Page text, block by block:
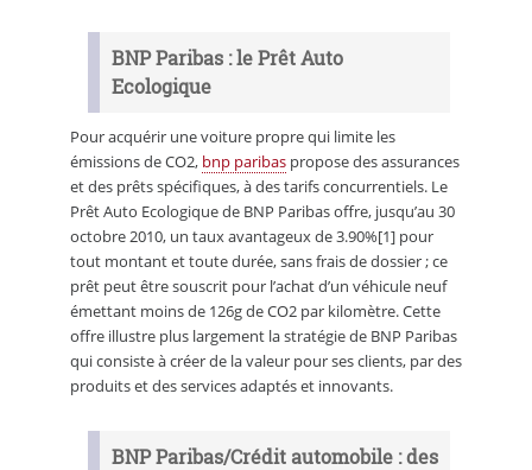
BNP Paribas : le Prêt Auto
Ecologique
Pour acquérir une voiture propre qui limite les
émissions de CO2, bnp paribaspropose des assurances
et des prêts spécifiques, à des tarifs concurrentiels. Le
Prêt Auto Ecologique de BNP Paribas offre, jusqu’au 30
octobre 2010, un taux avantageux de 3.90%[1] pour
tout montant et toute durée, sans frais de dossier ; ce
prêt peut être souscrit pour l’achat d’un véhicule neuf
émettant moins de 126g de CO2 par kilomètre. Cette
offre illustre plus largement la stratégie de BNP Paribas
qui consiste à créer de la valeur pour ses clients, par des
produits et des services adaptés et innovants.
BNP Paribas/Crédit automobile : des